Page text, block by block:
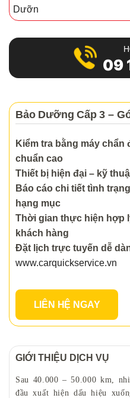
09
Bảo Dưỡng Cấp 3 –
Kiểm tra bằng máy chẩn
chuẩn cao
Thiết bị hiện đại – kỹ
Báo cáo chi tiết tình
hạng mục
Thời gian thực hiện hợp
khách hàng
Đặt lịch trực tuyến dễ
www.carquickservice.vn
LIÊN HỆ NGAY
GIỚI THIỆU DỊCH VỤ
Sau 40.000 – 50.000 km,
đầu xuất hiện dấu hiệu